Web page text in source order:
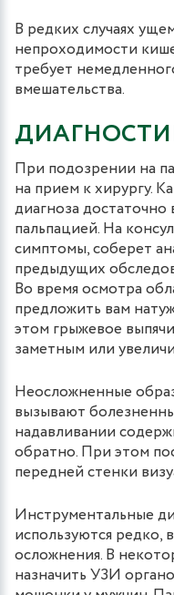
В редких случаях
непроходимости
требует
вмешательства.
При подозрении на
на прием к хирургу.
диагноза достаточно
пальпацией. На
симптомы, соберет
предыдущих
Во время осмотра
предложить вам
этом грыжевое
заметным или
Неосложненные
вызывают
надавливании
обратно. При этом
передней стенки
Инструментальные
используются
осложнения. В
назначить УЗИ